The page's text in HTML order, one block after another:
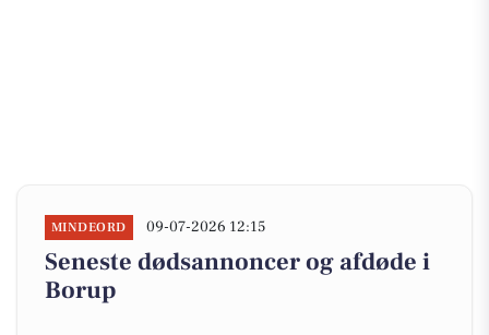
MINDEORD 09-07-2026 12:15
Seneste dødsannoncer og afdøde i
Borup